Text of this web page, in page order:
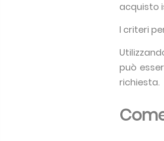
acquisto
I criteri
può
richiesta.